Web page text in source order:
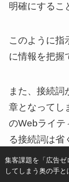
明確にするこ
このように指
に情報を把握
また、接続詞
章となってし
のWebライテ
る接続詞は省
集客課題を「広告ゼ
してしまう奥の手と